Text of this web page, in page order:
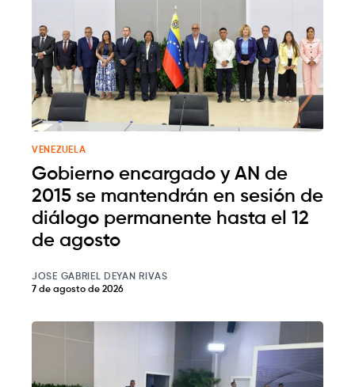
VENEZUELA
Gobierno encargado y AN de
2015 se mantendrán en sesión de
diálogo permanente hasta el 12
de agosto
JOSE GABRIEL DEYAN RIVAS
7 de agosto de 2026